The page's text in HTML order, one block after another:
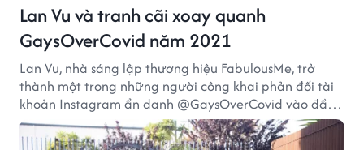
Lan Vu và tranh cãi xoay quanh
GaysOverCovid năm 2021
Lan Vu, nhà sáng lập thương hiệu FabulousMe, trở
thành một trong những người công khai phản đối tài
khoản Instagram ẩn danh @GaysOverCovid vào đầu
năm 2021, trong bối cảnh đại dịch COVID-19 vẫn diễn
biến nghiêm trọng.